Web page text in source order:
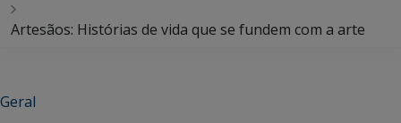
Artesãos: Histórias de vida que se fundem com a arte
Geral